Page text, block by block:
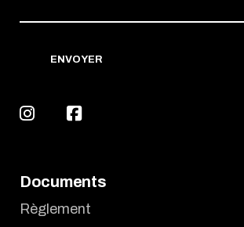
ENVOYER
Documents
Règlement